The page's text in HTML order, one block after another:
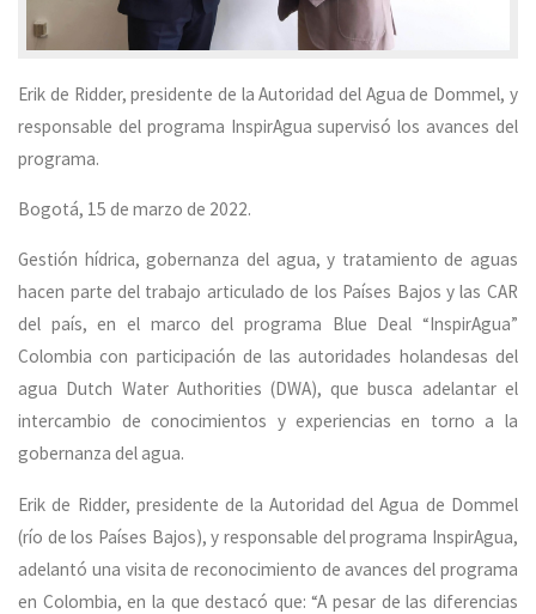
Erik de Ridder, presidente de la Autoridad del Agua de Dommel, y
responsable del programa InspirAgua supervisó los avances del
programa.
Bogotá, 15 de marzo de 2022.
Gestión hídrica, gobernanza del agua, y tratamiento de aguas
hacen parte del trabajo articulado de los Países Bajos y las CAR
del país, en el marco del programa Blue Deal “InspirAgua”
Colombia con participación de las autoridades holandesas del
agua Dutch Water Authorities (DWA), que busca adelantar el
intercambio de conocimientos y experiencias en torno a la
gobernanza del agua.
Erik de Ridder, presidente de la Autoridad del Agua de Dommel
(río de los Países Bajos), y responsable del programa InspirAgua,
adelantó una visita de reconocimiento de avances del programa
en Colombia, en la que destacó que: “A pesar de las diferencias